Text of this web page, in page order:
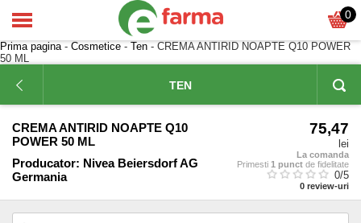
0
Prima pagina- Cosmetice - Ten - CREMA ANTIRID NOAPTE Q10 POWER
50 ML
TEN
CREMA ANTIRID NOAPTE Q10
POWER 50 ML
Producator: Nivea Beiersdorf AG
Germania
75,47
lei
La comanda
Primesti 1 punct de fidelitate
0/5
0 review-uri